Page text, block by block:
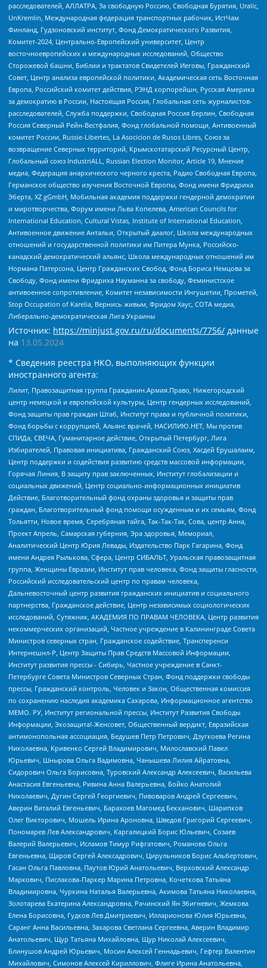
расследователей, АЛЛАТРА, За свободную Россию, Свободная Бурятия, Uralic,
UnKremlin, Международная федерация транспортных рабочих, ИстЧам
Финланд, Гудзоновский институт, Фонд Демократического Развития,
Комитет-2024, Центрально-Европейский университет, Центр
восточноевропейских и международных исследований, Общество
Сторожевой башни, Библии и трактатов Свидетелей Иеговы, Гражданский
Совет, Центр анализа европейской политики, Академическая сеть Восточная
Европа, Российский комитет действия, РЭНД корпорейшн, Русская Америка
за демократию в России, Настоящая Россия, Глобальная сеть журналистов-
расследователей, Служба поддержки, Свободная Россия Берлин, Свободная
Россия Северный Рейн-Вестфалия, Фонд глобальной помощи, Антивоенный
комитет России, Russie-Libertes, La Asocicion de Rusos Libres, Союз за
возвращение Северных территорий, Крымскотатарский Ресурсный Центр,
Глобальный союз IndustriALL, Russian Election Monitor, Article 19, Мнение
медиа, Федерация анархического черного креста, Радио Свободная Европа,
Германское общество изучения Восточной Европы, Фонд имени Фридриха
Эберта, XZ gGmbH, Мобильная академия поддержки гендерной демократии
и миротворчества, Форум имени Льва Копелева, American Councils for
International Education, Cultural Vistas, Institute of International Education,
Антивоенное движение Антальи, Открытый диалог, Школа международных
отношений и государственной политики им Питера Мунка, Российско-
канадский демократический альянс, Школа международных отношений им
Нормана Патерсона, Центр Гражданских Свобод, Фонд Бориса Немцова за
Свободу, Фонд имени Фридриха Науманна за свободу, Феминистское
антивоенное сопротивление, Комитет независимости Ингушетии, Прометей,
Stop Occupation of Karelia, Вернись живым, Фридом Хаус, СОТА медиа,
Либерально-демократическая Лига Украины
Источник: https://minjust.gov.ru/ru/documents/7756/ данные
на 13.05.2024
* Сведения реестра НКО, выполняющих функции
иностранного агента:
Лилит, Правозащитная группа Гражданин.Армия.Право, Нижегородский
центр немецкой и европейской культуры, Центр гендерных исследований,
Фонд защиты прав граждан Штаб, Институт права и публичной политики,
Фонд борьбы с коррупцией, Альянс врачей, НАСИЛИЮ.НЕТ, Мы против
СПИДа, СВЕЧА, Гуманитарное действие, Открытый Петербург, Лига
Избирателей, Правовая инициатива, Гражданский Союз, Хасдей Ерушалаим,
Центр поддержки и содействия развитию средств массовой информации,
Горячая Линия, В защиту прав заключенных, Институт глобализации и
социальных движений, Центр социально-информационных инициатив
Действие, Благотворительный фонд охраны здоровья и защиты прав
граждан, Благотворительный фонд помощи осужденным и их семьям, Фонд
Тольятти, Новое время, Серебряная тайга, Так-Так-Так, Сова, центр Анна,
Проект Апрель, Самарская губерния, Эра здоровья, Мемориал,
Аналитический Центр Юрия Левады, Издательство Парк Гагарина, Фонд
имени Андрея Рылькова, Сфера, Центр СИБАЛЬТ, Уральская правозащитная
группа, Женщины Евразии, Институт прав человека, Фонд защиты гласности,
Российский исследовательский центр по правам человека,
Дальневосточный центр развития гражданских инициатив и социального
партнерства, Гражданское действие, Центр независимых социологических
исследований, Сутяжник, АКАДЕМИЯ ПО ПРАВАМ ЧЕЛОВЕКА, Центр развития
некоммерческих организаций, Частное учреждение в Калининграде Совета
Министров северных стран, Гражданское содействие, Трансперенси
Интернешнл-Р, Центр Защиты Прав Средств Массовой Информации,
Институт развития прессы - Сибирь, Частное учреждение в Санкт-
Петербурге Совета Министров Северных Стран, Фонд поддержки свободы
прессы, Гражданский контроль, Человек и Закон, Общественная комиссия
по сохранению наследия академика Сахарова, Информационное агентство
МЕМО. РУ, Институт региональной прессы, Институт Развития Свободы
Информации, Экозащита!-Женсовет, Общественный вердикт, Евразийская
антимонопольная ассоциация, Бедушев Петр Петрович, Дзугкоева Регина
Николаевна, Кривенко Сергей Владимирович, Милославский Павел
Юрьевич, Шнырова Ольга Вадимовна, Чанышева Лилия Айратовна,
Сидорович Ольга Борисовна, Туровский Александр Алексеевич, Васильева
Анастасия Евгеньевна, Ривина Анна Валерьевна, Бойко Анатолий
Николаевич, Дугин Сергей Георгиевич, Пивоваров Андрей Сергеевич,
Аверин Виталий Евгеньевич, Барахоев Магомед Бекханович, Шарипков
Олег Викторович, Мошель Ирина Ароновна, Шведов Григорий Сергеевич,
Пономарев Лев Александрович, Каргалицкий Борис Юльевич, Созаев
Валерий Валерьевич, Исламов Тимур Рифгатович, Романова Ольга
Евгеньевна, Щаров Сергей Алексадрович, Цирульников Борис Альбертович,
Гасан Ольга Павловна, Паутов Юрий Анатольевич, Верховский Александр
Маркович, Пислакова-Паркер Марина Петровна, Кочеткова Татьяна
Владимировна, Чуркина Наталья Валерьевна, Акимова Татьяна Николаевна,
Золотарева Екатерина Александровна, Рачинский Ян Збигневич, Жемкова
Елена Борисовна, Гудков Лев Дмитриевич, Илларионова Юлия Юрьевна,
Саранг Анна Васильевна, Захарова Светлана Сергеевна, Аверин Владимир
Анатольевич, Щур Татьяна Михайловна, Щур Николай Алексеевич,
Блинушов Андрей Юрьевич, Мосин Алексей Геннадьевич, Гефтер Валентин
Михайлович, Симонов Алексей Кириллович, Флиге Ирина Анатольевна,